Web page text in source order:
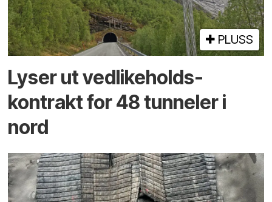
PLUSS
Lyser ut vedlikeholds­
kontrakt for 48 tunneler i
nord